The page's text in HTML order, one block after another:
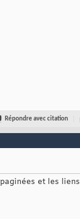
Répondre avec citation
et les liens